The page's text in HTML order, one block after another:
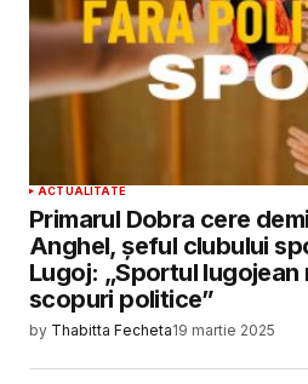
ACTUALITATE
Primarul Dobra cere
Anghel, șeful clubului
Lugoj: „Sportul
scopuri politice”
by Thabitta Fecheta19 martie 2025